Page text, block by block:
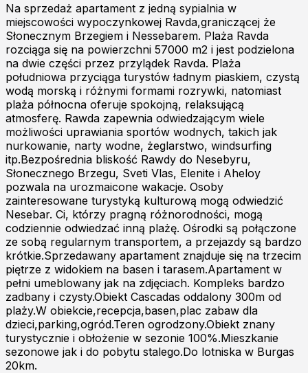
Na sprzedaż apartament z jedną sypialnia w
miejscowości wypoczynkowej Ravda,graniczącej że
Słonecznym Brzegiem i Nessebarem. Plaża Ravda
rozciąga się na powierzchni 57000 m2 i jest podzielona
na dwie części przez przylądek Ravda. Plaża
południowa przyciąga turystów ładnym piaskiem, czystą
wodą morską i różnymi formami rozrywki, natomiast
plaża północna oferuje spokojną, relaksującą
atmosferę. Rawda zapewnia odwiedzającym wiele
możliwości uprawiania sportów wodnych, takich jak
nurkowanie, narty wodne, żeglarstwo, windsurfing
itp.Bezpośrednia bliskość Rawdy do Nesebyru,
Słonecznego Brzegu, Sveti Vlas, Elenite i Aheloy
pozwala na urozmaicone wakacje. Osoby
zainteresowane turystyką kulturową mogą odwiedzić
Nesebar. Ci, którzy pragną różnorodności, mogą
codziennie odwiedzać inną plażę. Ośrodki są połączone
ze sobą regularnym transportem, a przejazdy są bardzo
krótkie.Sprzedawany apartament znajduje się na trzecim
piętrze z widokiem na basen i tarasem.Apartament w
pełni umeblowany jak na zdjęciach. Kompleks bardzo
zadbany i czysty.Obiekt Cascadas oddalony 300m od
plaży.W obiekcie,recepcja,basen,plac zabaw dla
dzieci,parking,ogród.Teren ogrodzony.Obiekt znany
turystycznie i obłożenie w sezonie 100%.Mieszkanie
sezonowe jak i do pobytu stalego.Do lotniska w Burgas
20km.